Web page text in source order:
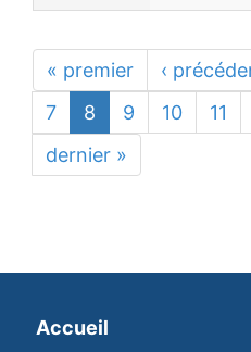
« premier ‹
7
8 9 10 11
dernier »
Accueil